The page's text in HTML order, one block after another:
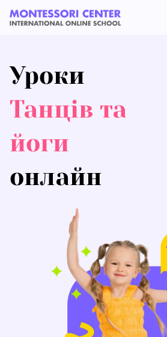
Уроки
Танців та
йоги
онлайн